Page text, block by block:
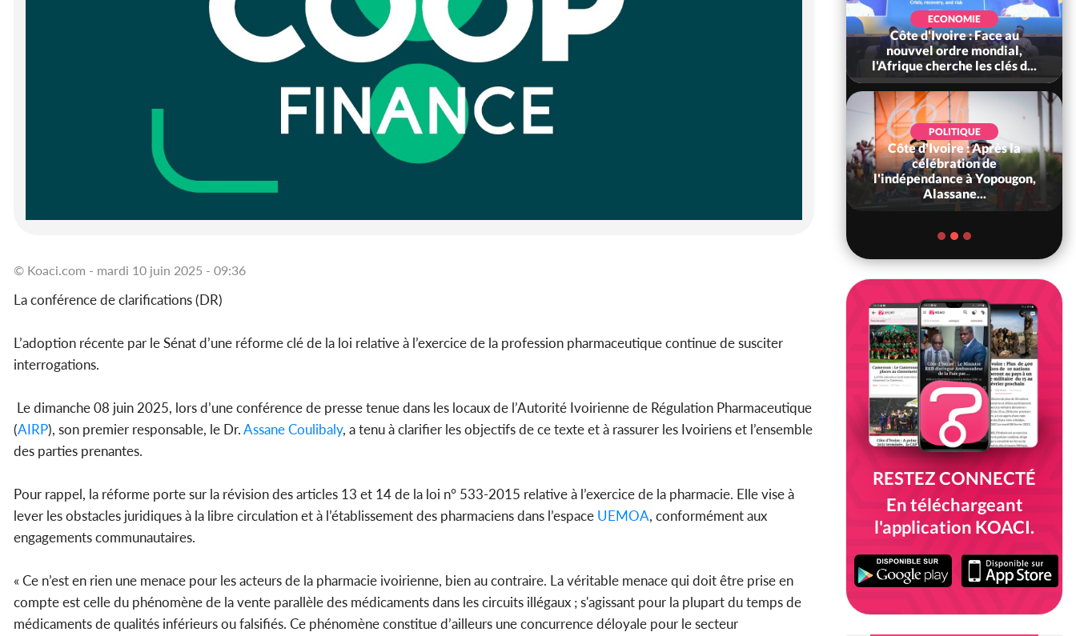
© Koaci.com - mardi 10 juin 2025 - 09:36
La conférence de clarifications (DR)
L’adoption récente par le Sénat d’une réforme clé de la loi relative à l’exercice de la profession pharmaceutique continue de susciter
interrogations.
Le dimanche 08 juin 2025, lors d’une conférence de presse tenue dans les locaux de l’Autorité Ivoirienne de Régulation Pharmaceutique
(AIRP), son premier responsable, le Dr.Assane Coulibaly, a tenu à clarifier les objectifs de ce texte et à rassurer les Ivoiriens et l’ensemble
des parties prenantes.
Pour rappel, la réforme porte sur la révision des articles 13 et 14 de la loi n° 533-2015 relative à l’exercice de la pharmacie. Elle vise à
lever les obstacles juridiques à la libre circulation et à l’établissement des pharmaciens dans l’espace UEMOA, conformément aux
engagements communautaires.
« Ce n’est en rien une menace pour les acteurs de la pharmacie ivoirienne, bien au contraire. La véritable menace qui doit être prise en
compte est celle du phénomène de la vente parallèle des médicaments dans les circuits illégaux ; s'agissant pour la plupart du temps de
médicaments de qualités inférieurs ou falsifiés. Ce phénomène constitue d’ailleurs une concurrence déloyale pour le secteur
ECONOMIE
Côte d'Ivoire : Face au
nouvvel ordre mondial,
l'Afrique cherche les clés d...
POLITIQUE
Côte d'Ivoire : Après la
célébration de
l'indépendance à Yopougon,
Alassane...
RESTEZ CONNECTÉ
En téléchargeant
l'application KOACI.